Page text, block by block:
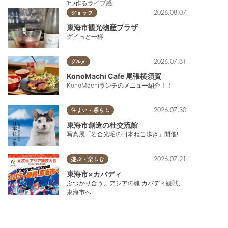
1つ作るライブ感
ショップ 2026.08.07
東海市観光物産プラザ
グイっと一杯
グルメ 2026.07.31
KonoMachi Cafe 尾張横須賀
KonoMachiランチのメニュー紹介！！
住まい・暮らし 2026.07.30
東海市創造の杜交流館
写真展「岩合光昭の日本ねこ歩き」開催!
遊ぶ・楽しむ 2026.07.21
東海市×カバディ
ぶつかり合う、アジアの魂 カバディ観戦、
東海市へ